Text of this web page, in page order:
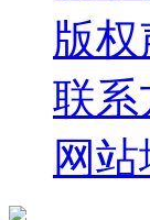
版权
联系
网站